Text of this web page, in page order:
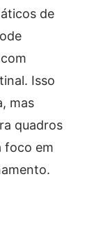
de
Isso
mas
quadros
foco em